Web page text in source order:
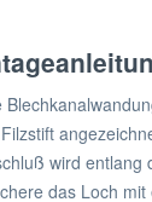
wird entlang
das Loch